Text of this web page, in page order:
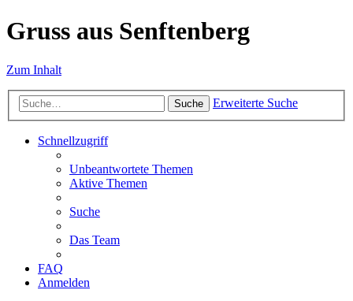
Gruss aus Senftenberg
Zum Inhalt
Suche Erweiterte Suche
Schnellzugriff
Unbeantwortete Themen
Aktive Themen
Suche
Das Team
FAQ
Anmelden